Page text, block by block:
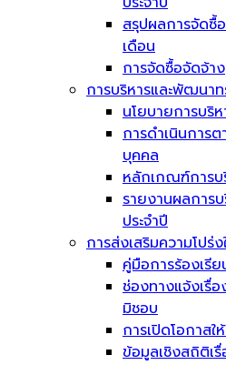
สรุปผลการจัดซื้
เดือน
การจัดซื้อจัดจ้าง
การบริหารและพัฒนา
นโยบายการบริ
การดำเนินการ
บุคคล
หลักเกณฑ์การ
รายงานผลการ
ประจำปี
การส่งเสริมความโปร่ง
คู่มือการร้องเรี
ช่องทางแจ้งเรื่
มิชอบ
การเปิดโอกาส
ข้อมูลเชิงสถิติเ